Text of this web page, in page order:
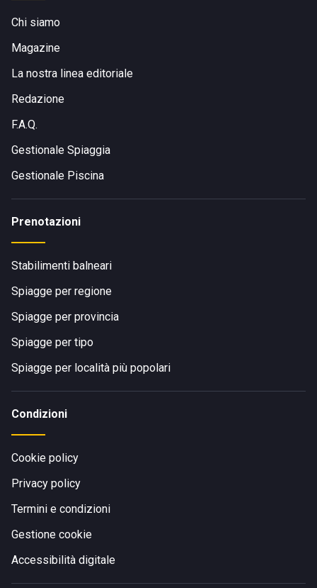
Chi siamo
Magazine
La nostra linea editoriale
Redazione
F.A.Q.
Gestionale Spiaggia
Gestionale Piscina
Prenotazioni
Stabilimenti balneari
Spiagge per regione
Spiagge per provincia
Spiagge per tipo
Spiagge per località più popolari
Condizioni
Cookie policy
Privacy policy
Termini e condizioni
Gestione cookie
Accessibilità digitale